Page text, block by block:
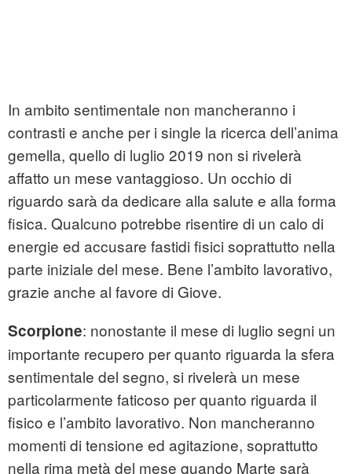
In ambito sentimentale non mancheranno i
contrasti e anche per i single la ricerca dell’anima
gemella, quello di luglio 2019 non si rivelerà
affatto un mese vantaggioso. Un occhio di
riguardo sarà da dedicare alla salute e alla forma
fisica. Qualcuno potrebbe risentire di un calo di
energie ed accusare fastidi fisici soprattutto nella
parte iniziale del mese. Bene l’ambito lavorativo,
grazie anche al favore di Giove.
Scorpione: nonostante il mese di luglio segni un
importante recupero per quanto riguarda la sfera
sentimentale del segno, si rivelerà un mese
particolarmente faticoso per quanto riguarda il
fisico e l’ambito lavorativo. Non mancheranno
momenti di tensione ed agitazione, soprattutto
nella rima metà del mese quando Marte sarà